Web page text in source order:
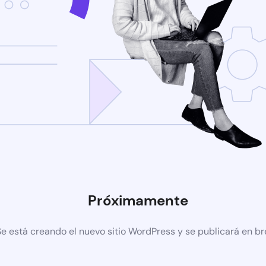
Próximamente
está creando el nuevo sitio WordPress y se publicará en